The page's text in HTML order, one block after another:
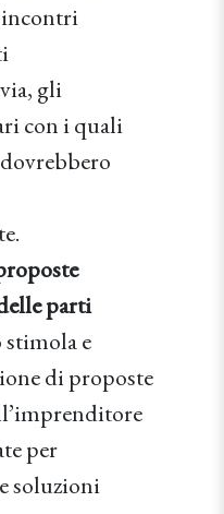
gli
con i quali
parti
stimola e
di proposte
per
soluzioni